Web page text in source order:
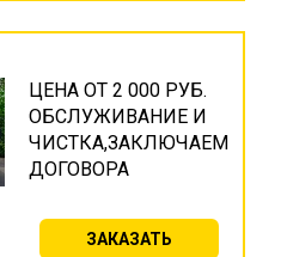
ЦЕНА ОТ 2 000 РУБ.
ОБСЛУЖИВАНИЕ И
ЧИСТКА,ЗАКЛЮЧАЕМ
ДОГОВОРА
ЗАКАЗАТЬ